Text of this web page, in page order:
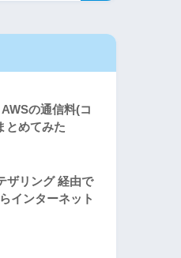
AWSの通信料(コ
とめてみた
ザリング 経由で
インターネット